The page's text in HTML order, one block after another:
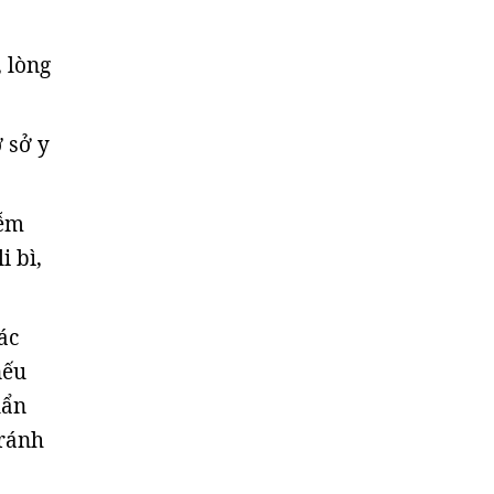
lòng
sở y
bì,